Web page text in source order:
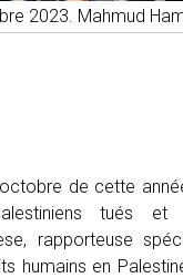
2023. Mahmud
de cette
tués et
rapporteuse
humains en